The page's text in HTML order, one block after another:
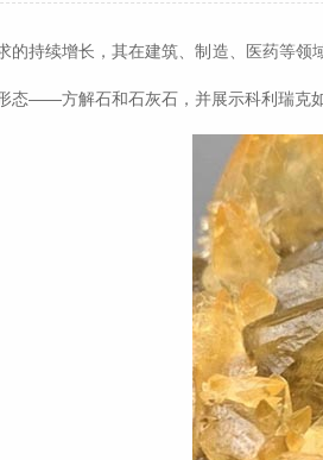
的持续增长，其在建筑、制造、医药等
态——方解石和石灰石，并展示科利瑞克